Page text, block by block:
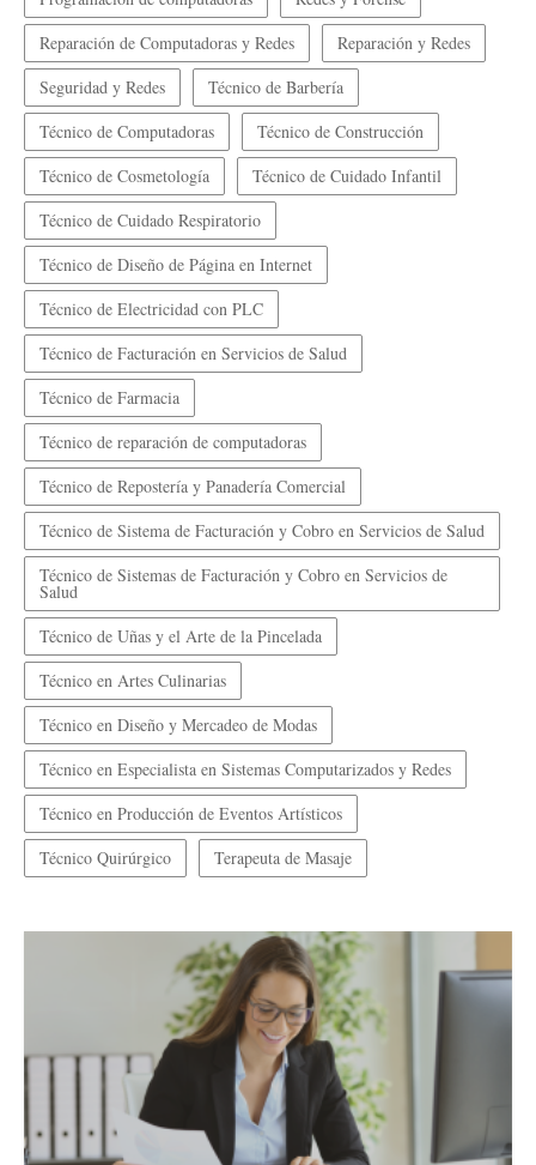
Reparación de Computadoras y Redes
Reparación y Redes
Seguridad y Redes
Técnico de Barbería
Técnico de Computadoras
Técnico de Construcción
Técnico de Cosmetología
Técnico de Cuidado Infantil
Técnico de Cuidado Respiratorio
Técnico de Diseño de Página en Internet
Técnico de Electricidad con PLC
Técnico de Facturación en Servicios de Salud
Técnico de Farmacia
Técnico de reparación de computadoras
Técnico de Repostería y Panadería Comercial
Técnico de Sistema de Facturación y Cobro en Servicios de Salud
Técnico de Sistemas de Facturación y Cobro en Servicios de
Salud
Técnico de Uñas y el Arte de la Pincelada
Técnico en Artes Culinarias
Técnico en Diseño y Mercadeo de Modas
Técnico en Especialista en Sistemas Computarizados y Redes
Técnico en Producción de Eventos Artísticos
Técnico Quirúrgico
Terapeuta de Masaje